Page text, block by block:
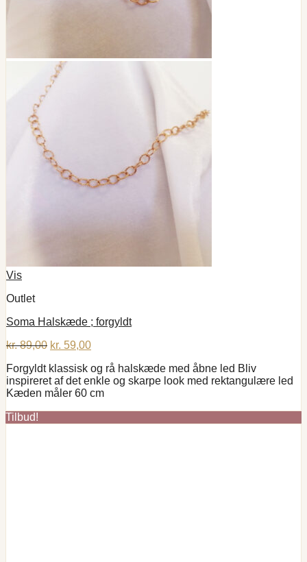
Vis
Outlet
Soma Halskæde ; forgyldt
kr.89,00 Den
pris
var:
kr. 89,00.
kr. 59,00Den
pris
er:
kr. 59,00.
Forgyldt klassisk og rå halskæde med åbne led Bliv
inspireret af det enkle og skarpe look med rektangulære led
Kæden måler 60 cm
Tilbud!